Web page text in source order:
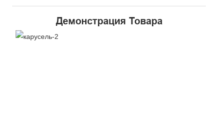
Демонстрация Товара